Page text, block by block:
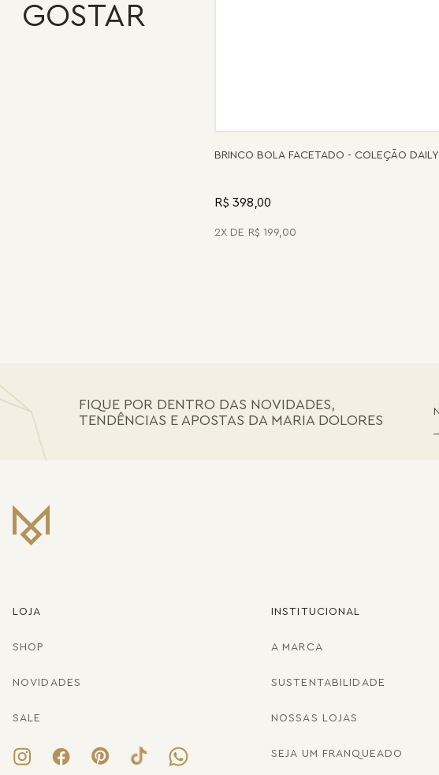
GOSTAR
BRINCO BOLA FACETADO - COLEÇÃO DAILY
R$ 398,00
2 R$ 199,00
FIQUE POR DENTRO DAS NOVIDADES,
TENDÊNCIAS E APOSTAS DA MARIA DOLORES
LOJA
SHOP
NOVIDADES
SALE
INSTITUCIONAL
A MARCA
SUSTENTABILIDADE
NOSSAS LOJAS
SEJA UM FRANQUEADO